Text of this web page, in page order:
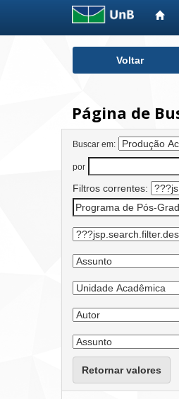
Voltar
Página de
Buscar em:
por
Filtros correntes:
Retornar valores